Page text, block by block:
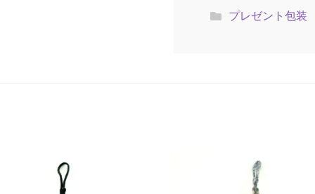
プレゼント包装